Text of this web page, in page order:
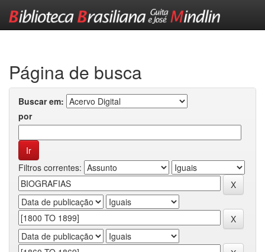
Página de busca
Buscar em:
por
Filtros correntes: